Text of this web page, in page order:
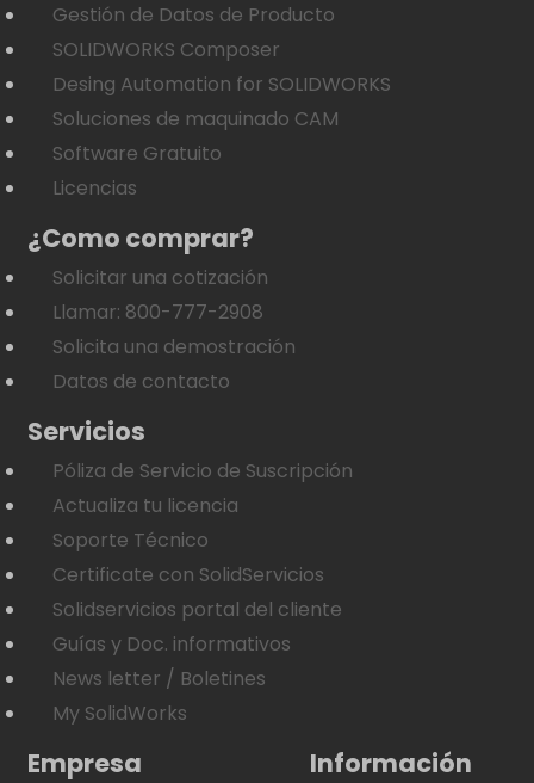
Gestión de Datos de Producto
SOLIDWORKS Composer
Desing Automation for SOLIDWORKS
Soluciones de maquinado CAM
Software Gratuito
Licencias
¿Como comprar?
Solicitar una cotización
Llamar: 800-777-2908
Solicita una demostración
Datos de contacto
Servicios
Póliza de Servicio de Suscripción
Actualiza tu licencia
Soporte Técnico
Certificate con SolidServicios
Solidservicios portal del cliente
Guías y Doc. informativos
News letter / Boletines
My SolidWorks
Empresa Información